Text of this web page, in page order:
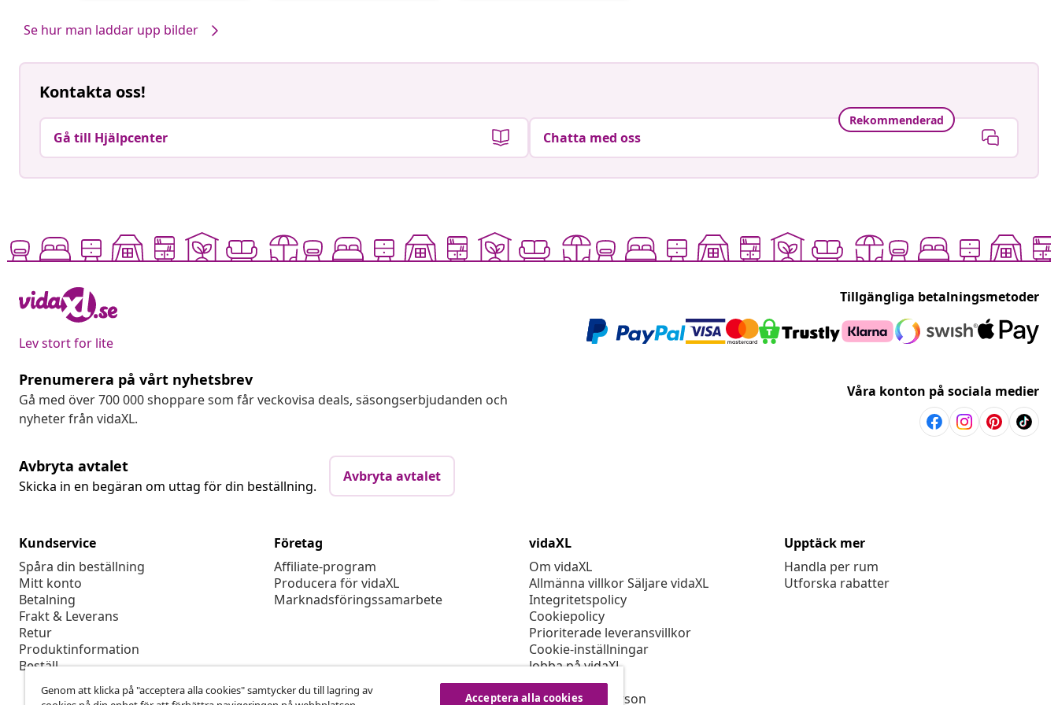
Se hur man laddar upp bilder
Kontakta oss!
Gå till Hjälpcenter
Rekommenderad
Chatta med oss
Lev stort for lite
Tillgängliga betalningsmetoder
Prenumerera på vårt nyhetsbrev
Gå med över 700 000 shoppare som får veckovisa deals, säsongserbjudanden och
nyheter från vidaXL.
Våra konton på sociala medier
Avbryta avtalet
Skicka in en begäran om uttag för din beställning.
Avbryta avtalet
Kundservice
Spåra din beställning
Mitt konto
Betalning
Frakt & Leverans
Retur
Produktinformation
Beställ
Företag
Affiliate-program
Producera för vidaXL
Marknadsföringssamarbete
vidaXL
Om vidaXL
Allmänna villkor Säljare vidaXL
Integritetspolicy
Cookiepolicy
Prioriterade leveransvillkor
Cookie-inställningar
Jobba på vidaXL
Säkerhet
EU Ansvarig person
Upptäck mer
Handla per rum
Utforska rabatter
Genom att klicka på "acceptera alla cookies" samtycker du till lagring av
Acceptera alla cookies